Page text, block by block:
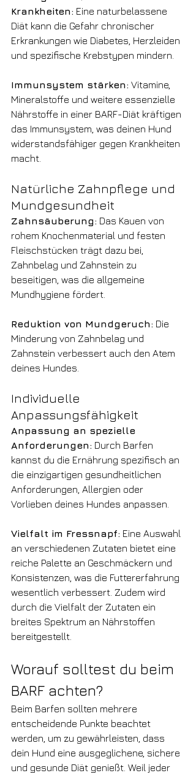
Krankheiten: Eine naturbelassene
Diät kann die Gefahr chronischer
Erkrankungen wie Diabetes, Herzleiden
und spezifische Krebstypen mindern.
Immunsystem stärken: Vitamine,
Mineralstoffe und weitere essenzielle
Nährstoffe in einer BARF-Diät kräftigen
das Immunsystem, was deinen Hund
widerstandsfähiger gegen Krankheiten
macht.
Natürliche Zahnpflege und
Mundgesundheit
Zahnsäuberung: Das Kauen von
rohem Knochenmaterial und festen
Fleischstücken trägt dazu bei,
Zahnbelag und Zahnstein zu
beseitigen, was die allgemeine
Mundhygiene fördert.
Reduktion von Mundgeruch: Die
Minderung von Zahnbelag und
Zahnstein verbessert auch den Atem
deines Hundes.
Individuelle
Anpassungsfähigkeit
Anpassung an spezielle
Anforderungen: Durch Barfen
kannst du die Ernährung spezifisch an
die einzigartigen gesundheitlichen
Anforderungen, Allergien oder
Vorlieben deines Hundes anpassen.
Vielfalt im Fressnapf: Eine Auswahl
an verschiedenen Zutaten bietet eine
reiche Palette an Geschmäckern und
Konsistenzen, was die Futtererfahrung
wesentlich verbessert. Zudem wird
durch die Vielfalt der Zutaten ein
breites Spektrum an Nährstoffen
bereitgestellt.
Worauf solltest du beim
BARF achten?
Beim Barfen sollten mehrere
entscheidende Punkte beachtet
werden, um zu gewährleisten, dass
dein Hund eine ausgeglichene, sichere
und gesunde Diät genießt. Weil jeder